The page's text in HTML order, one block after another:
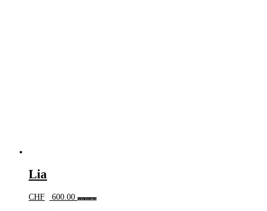
Lia
CHF 600.00 In den Warenkorb